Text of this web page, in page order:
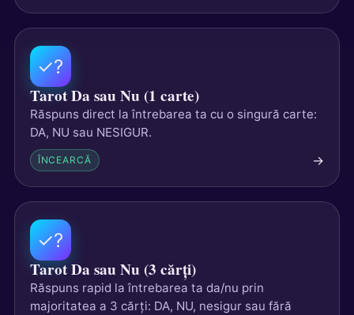
✓?
Tarot Da sau Nu (1 carte)
Răspuns direct la întrebarea ta cu o singură carte:
DA, NU sau NESIGUR.
ÎNCEARCĂ →
✓?
Tarot Da sau Nu (3 cărți)
Răspuns rapid la întrebarea ta da/nu prin
majoritatea a 3 cărți: DA, NU, nesigur sau fără